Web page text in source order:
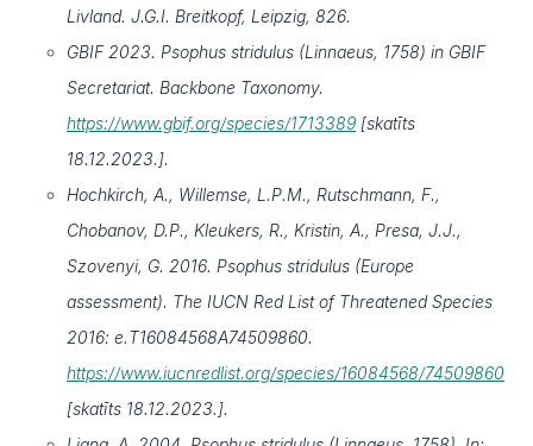
Livland. J.G.I. Breitkopf, Leipzig, 826.
GBIF 2023. Psophus stridulus (Linnaeus, 1758) in GBIF
Secretariat. Backbone Taxonomy.
https://www.gbif.org/species/1713389 [skatīts
18.12.2023.].
Hochkirch, A., Willemse, L.P.M., Rutschmann, F.,
Chobanov, D.P., Kleukers, R., Kristin, A., Presa, J.J.,
Szovenyi, G. 2016. Psophus stridulus (Europe
assessment). The IUCN Red List of Threatened Species
2016: e.T16084568A74509860.
https://www.iucnredlist.org/species/16084568/74509860
[skatīts 18.12.2023.].